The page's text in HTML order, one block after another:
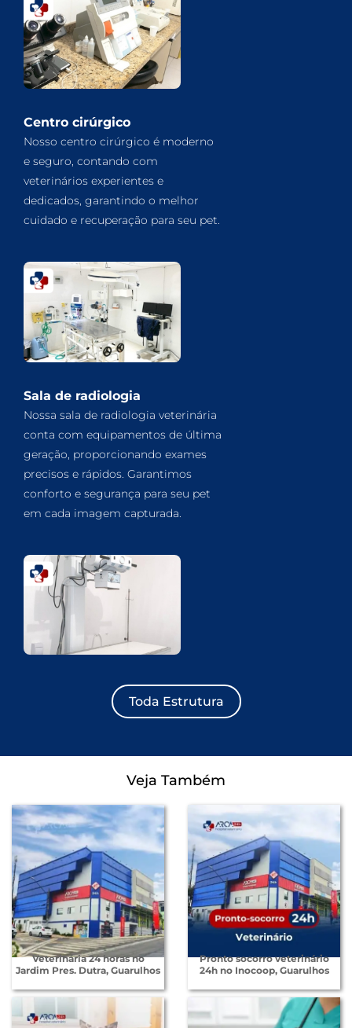
Centro cirúrgico
Nosso centro cirúrgico é moderno
e seguro, contando com
veterinários experientes e
dedicados, garantindo o melhor
cuidado e recuperação para seu pet.
Sala de radiologia
Nossa sala de radiologia veterinária
conta com equipamentos de última
geração, proporcionando exames
precisos e rápidos. Garantimos
conforto e segurança para seu pet
em cada imagem capturada.
Toda Estrutura
Veja Também
Veterinária 24 horas no
Jardim Pres. Dutra, Guarulhos
Pronto socorro veterinário
24h no Inocoop, Guarulhos